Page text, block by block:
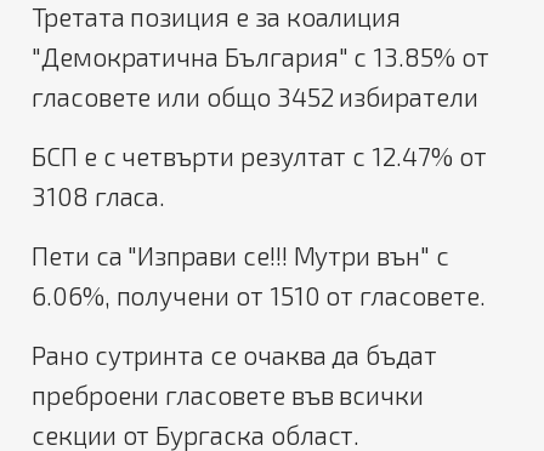
Третата позиция е за коалиция
"Демократична България" с 13.85% от
гласовете или общо 3452 избиратели
БСП е с четвърти резултат с 12.47% от
3108 гласа.
Пети са "Изправи се!!! Мутри вън" с
6.06%, получени от 1510 от гласовете.
Рано сутринта се очаква да бъдат
преброени гласовете във всички
секции от Бургаска област.